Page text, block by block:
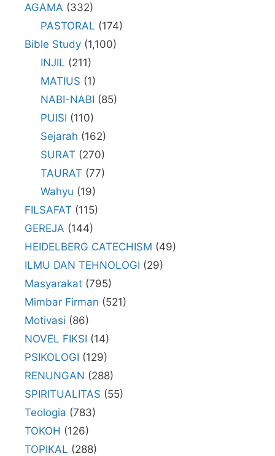
AGAMA (332)
PASTORAL (174)
Bible Study (1,100)
INJIL (211)
MATIUS (1)
NABI-NABI (85)
PUISI (110)
Sejarah (162)
SURAT (270)
TAURAT (77)
Wahyu (19)
FILSAFAT (115)
GEREJA (144)
HEIDELBERG CATECHISM (49)
ILMU DAN TEHNOLOGI (29)
Masyarakat (795)
Mimbar Firman (521)
Motivasi (86)
NOVEL FIKSI (14)
PSIKOLOGI (129)
RENUNGAN (288)
SPIRITUALITAS (55)
Teologia (783)
TOKOH (126)
TOPIKAL (288)